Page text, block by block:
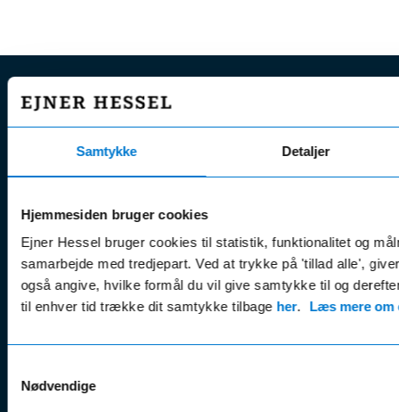
Samtykke Detaljer
Hjemmesiden bruger cookies
Ejner Hessel bruger cookies til statistik, funktionalitet og
samarbejde med tredjepart. Ved at trykke på 'tillad alle',
også angive, hvilke formål du vil give samtykke til og
til enhver tid trække dit samtykke tilbage her. Læs mere om
Nødvendige
EJNER HESSEL
Jyllandsvej 4, 7330 Brande
CVR nr.:58811211
E-mail:info@hessel.dk
Åbningstider
Man - Fre:
07.30 - 17.30
Weekend:
Sikker betaling
klogere på
Fordels- &
serviceaftaler
Guides, tips
Find
Find